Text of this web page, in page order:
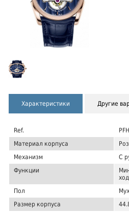
Характеристики Другие
Ref.
Материал корпуса
Механизм
С
Функции
Пол
Размер корпуса